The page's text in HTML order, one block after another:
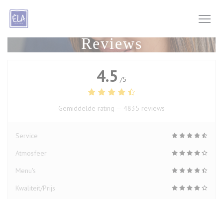
Cookies beheer paneel
Reviews
4.5 /5
Gemiddelde rating — 4835 reviews
Service
Atmosfeer
Menu's
Kwaliteit/Prijs